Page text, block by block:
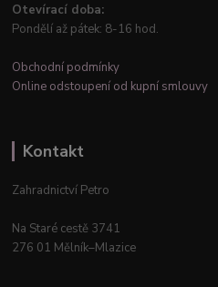
Otevírací doba:
Pondělí až pátek: 8-16 hod.
Obchodní podmínky
Online odstoupení od kupní smlouvy
Kontakt
Zahradnictví Petro
Na Staré cestě 3741
276 01 Mělník–Mlazice